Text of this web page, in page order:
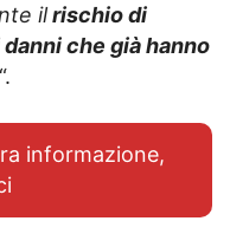
ilrischio di
che già hanno
“.
informazione,